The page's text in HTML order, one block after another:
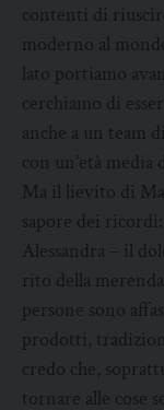
contenti di
moderno al
lato portiamo
cerchiamo di
anche a un team
con un’età media
Ma il lievito di
sapore dei
Alessandra – il
rito della
persone sono
prodotti,
credo che,
tornare alle cose